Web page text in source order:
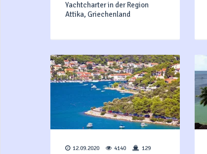
Yachtcharter in der Region
Attika, Griechenland
12.09.2020 4140 129